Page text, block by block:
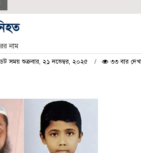
নাম
সময় শুক্রবার, ২১ নভেম্বর, ২০২৫ ৩৩ বার